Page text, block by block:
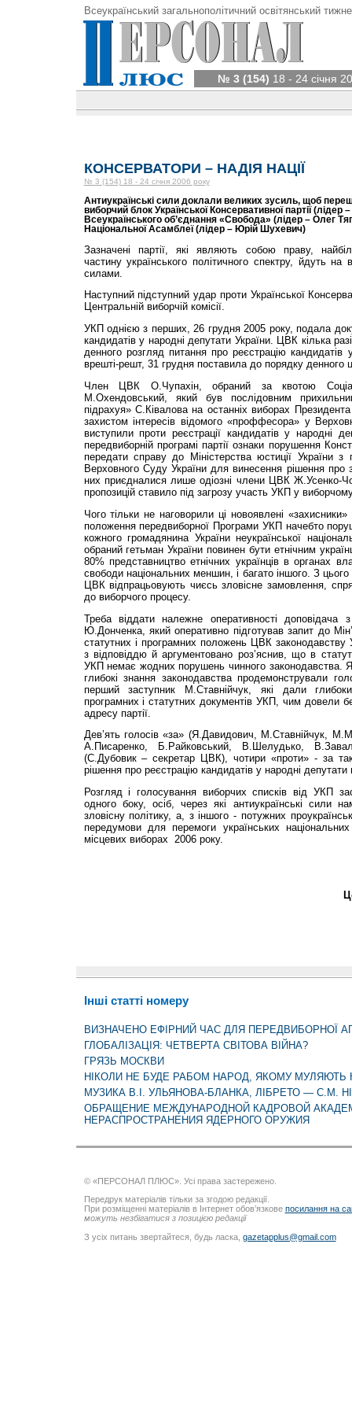
Всеукраїнський загальнополітичний освітянський
№ 3 (154) 18 - 24 січня
КОНСЕРВАТОРИ – НАДІЯ НАЦІЇ
№ 3 (154) 18 - 24 січня 2006 року
Антиукраїнські сили доклали великих зусиль, щоб
виборчий блок Української Консервативної партії (лідер
Всеукраїнського об’єднання «Свобода» (лідер – Олег
Національної Асамблеї (лідер – Юрій Шухевич)
Зазначені партії, які являють собою праву,
частину українського політичного спектру, йдуть
силами.
Наступний підступний удар проти Української
Центральній виборчій комісії.
УКП однією з перших, 26 грудня 2005 року, подала
кандидатів у народні депутати України. ЦВК кілька
денного розгляд питання про реєстрацію кандидатів
врешті-решт, 31 грудня поставила до порядку денного
Член ЦВК О.Чупахін, обраний за квотою
М.Охендовський, який був послідовним
підрахуя» С.Ківалова на останніх виборах
захистом інтересів відомого «проффесора» у
виступили проти реєстрації кандидатів у народні
передвиборній програмі партії ознаки порушення
передати справу до Міністерства юстиції України
Верховного Суду України для винесення рішення про
них приєдналися лише одіозні члени ЦВК Ж.Усенко-
пропозицій ставило під загрозу участь УКП у
Чого тільки не наговорили ці новоявлені
положення передвиборної Програми УКП начебто
кожного громадянина України неукраїнської
обраний гетьман України повинен бути етнічним
80% представництво етнічних українців в органах
свободи національних меншин, і багато іншого. З
ЦВК відпрацьовують чиєсь зловісне замовлення,
до виборчого процесу.
Треба віддати належне оперативності
Ю.Донченка, який оперативно підготував запит до
статутних і програмних положень ЦВК законодавству
з відповіддю й аргументовано роз’яснив, що в
УКП немає жодних порушень чинного законодавства.
глибокі знання законодавства продемонстрували
перший заступник М.Ставнійчук, які дали
програмних і статутних документів УКП, чим довели
адресу партії.
Дев’ять голосів «за» (Я.Давидович, М.Ставнійчук,
А.Писаренко, Б.Райковський, В.Шелудько,
(С.Дубовик – секретар ЦВК), чотири «проти» - за
рішення про реєстрацію кандидатів у народні
Розгляд і голосування виборчих списків від УКП
одного боку, осіб, через які антиукраїнські сили
зловісну політику, а, з іншого - потужних
передумови для перемоги українських
місцевих виборах 2006 року.
Інші статті номеру
ВИЗНАЧЕНО ЕФІРНИЙ ЧАС ДЛЯ ПЕРЕДВИБОРНОЇ
ГЛОБАЛІЗАЦІЯ: ЧЕТВЕРТА СВІТОВА ВІЙНА?
ГРЯЗЬ МОСКВИ
НІКОЛИ НЕ БУДЕ РАБОМ НАРОД, ЯКОМУ МУЛЯЮТЬ
МУЗИКА В.І. УЛЬЯНОВА-БЛАНКА, ЛІБРЕТО — С.М.
ОБРАЩЕНИЕ МЕЖДУНАРОДНОЙ КАДРОВОЙ
НЕРАСПРОСТРАНЕНИЯ ЯДЕРНОГО ОРУЖИЯ
© «ПЕРСОНАЛ ПЛЮС». Усі права застережено.
Передрук матеріалів тільки за згодою редакції.
При розміщенні матеріалів в Інтернет обов’язкове посилання на
можуть незбігатися з позицією редакції
З усіх питань звертайтеся, будь ласка, gazetapplus@gmail.com